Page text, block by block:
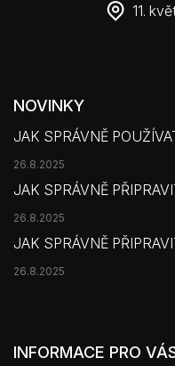
11.
NOVINKY
JAK SPRÁVNĚ
26.8.2025
JAK SPRÁVNĚ
26.8.2025
JAK SPRÁVNĚ
26.8.2025
INFORMACE PRO